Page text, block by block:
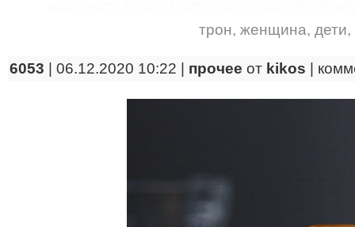
трон, женщина, дети,
6053 | 06.12.2020 10:22 | прочее от kikos